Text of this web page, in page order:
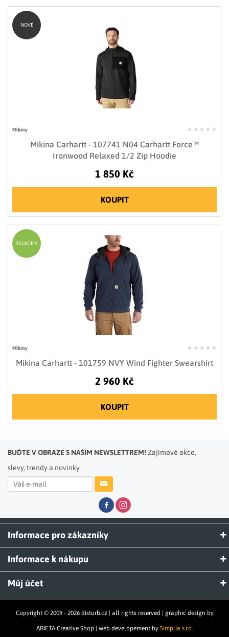
Mikiny
Mikina Carhartt - 107741 N04 Carhartt Force™
Ironwood Relaxed 1/2 Zip Hoodie
1 850 Kč
KOUPIT
NOVÉ
Mikiny
Mikina Carhartt - 101759 NVY Wind Fighter Swearshirt
2 960 Kč
KOUPIT
SKLADEM
BUĎTE V OBRAZE S NAŠÍM NEWSLETTREM!Zajímavé akce,
slevy, trendy a novinky.
Informace pro zákazníky
Informace k nákupu
Můj účet
Copyright © 2009 - 2026 disturb.cz | all rights reserved | graphic design by
ARIETA Creative Shop | web developement by Simplia s.r.o.